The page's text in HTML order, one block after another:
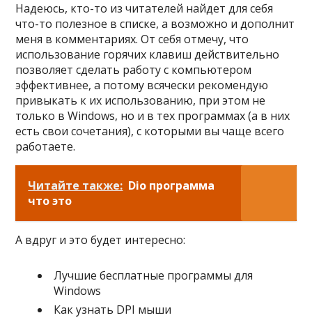
Надеюсь, кто-то из читателей найдет для себя
что-то полезное в списке, а возможно и дополнит
меня в комментариях. От себя отмечу, что
использование горячих клавиш действительно
позволяет сделать работу с компьютером
эффективнее, а потому всячески рекомендую
привыкать к их использованию, при этом не
только в Windows, но и в тех программах (а в них
есть свои сочетания), с которыми вы чаще всего
работаете.
Читайте также: Dio программа
что это
А вдруг и это будет интересно:
Лучшие бесплатные программы для
Windows
Как узнать DPI мыши